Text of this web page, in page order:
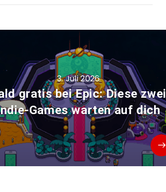
3. Juli 2026
gratis bei Epic: Diese zwei
Games warten auf dich